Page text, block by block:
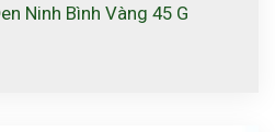
Ninh Bình Vàng 45 G